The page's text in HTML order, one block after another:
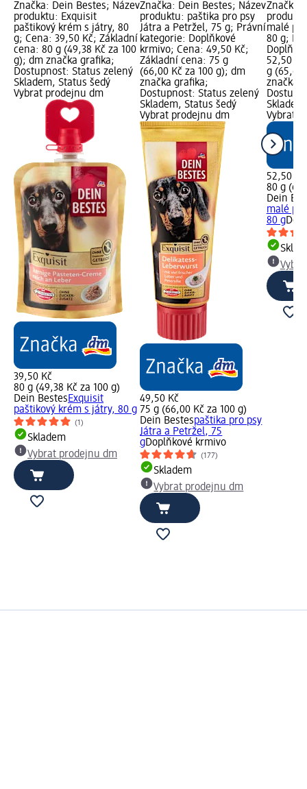
Značka: Dein Bestes; Název
produktu: Exquisit
paštikový krém s játry, 80
g; Cena: 39,50 Kč; Základní
cena: 80 g (49,38 Kč za 100
g); dm značka grafika;
Dostupnost: Status zelený
Skladem, Status šedý
Vybrat prodejnu dm
39,50 Kč
80 g (49,38 Kč za 100 g)
Dein BestesExquisit
paštikový krém s játry, 80 g
(1)
Skladem
Vybrat prodejnu dm
Značka: Dein Bestes; Název
produktu: paštika pro psy
Játra a Petržel, 75 g; Právní
kategorie: Doplňkové
krmivo; Cena: 49,50 Kč;
Základní cena: 75 g
(66,00 Kč za 100 g); dm
značka grafika;
Dostupnost: Status zelený
Skladem, Status šedý
Vybrat prodejnu dm
49,50 Kč
75 g (66,00 Kč za 100 g)
Dein Bestespaštika pro psy
Játra a Petržel, 75
gDoplňkové krmivo
(177)
Skladem
Vybrat prodejnu dm
Značka:
malé
80 g;
52,50
g (65,63
značka
Vybrat
52,50 Kč
80 g
Dein
malé
80 g